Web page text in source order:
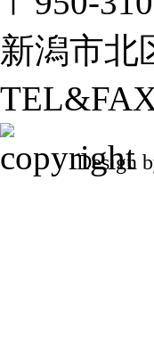
新潟市北
Design